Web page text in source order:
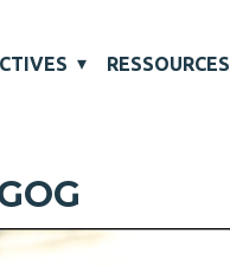
RESSOURCES